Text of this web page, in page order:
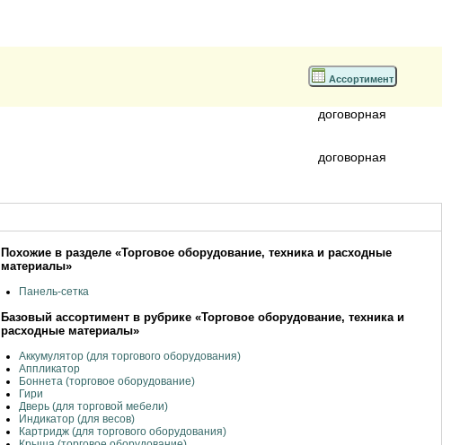
Ассортимент
договорная
договорная
Похожие в разделе «Торговое оборудование, техника и расходные
материалы»
Панель-сетка
Базовый ассортимент в рубрике «Торговое оборудование, техника и
расходные материалы»
Аккумулятор (для торгового оборудования)
Аппликатор
Боннета (торговое оборудование)
Гири
Дверь (для торговой мебели)
Индикатор (для весов)
Картридж (для торгового оборудования)